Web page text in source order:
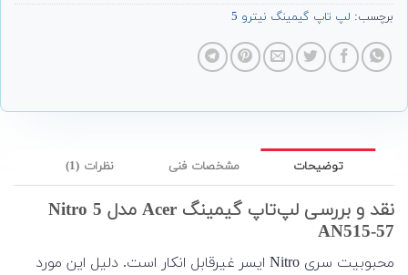
برچسب: لپ تاپ گیمینگ نیترو 5
توضیحات مشخصات فنی نظرات (1)
نقد و بررسی لپ‌تاپ گیمینگ Acer مدل Nitro 5
AN515-57
محبوبیت سری Nitro ایسر غیرقابل انکار است. دلیل این مورد